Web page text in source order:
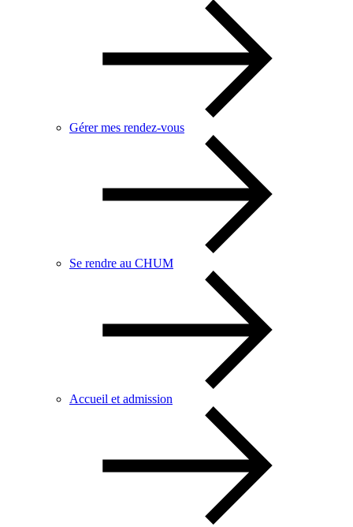
Gérer mes rendez-vous
Se rendre au CHUM
Accueil et admission